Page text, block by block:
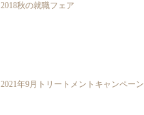
2018秋の就職フェア
2021年9月トリートメントキャンペーン